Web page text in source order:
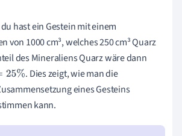
hast ein Gestein mit einem
von 1000 cm³, welches 250 cm³ Quarz
des Mineraliens Quarz wäre dann
25%
. Dies zeigt, wie man die
eines Gesteins
kann.